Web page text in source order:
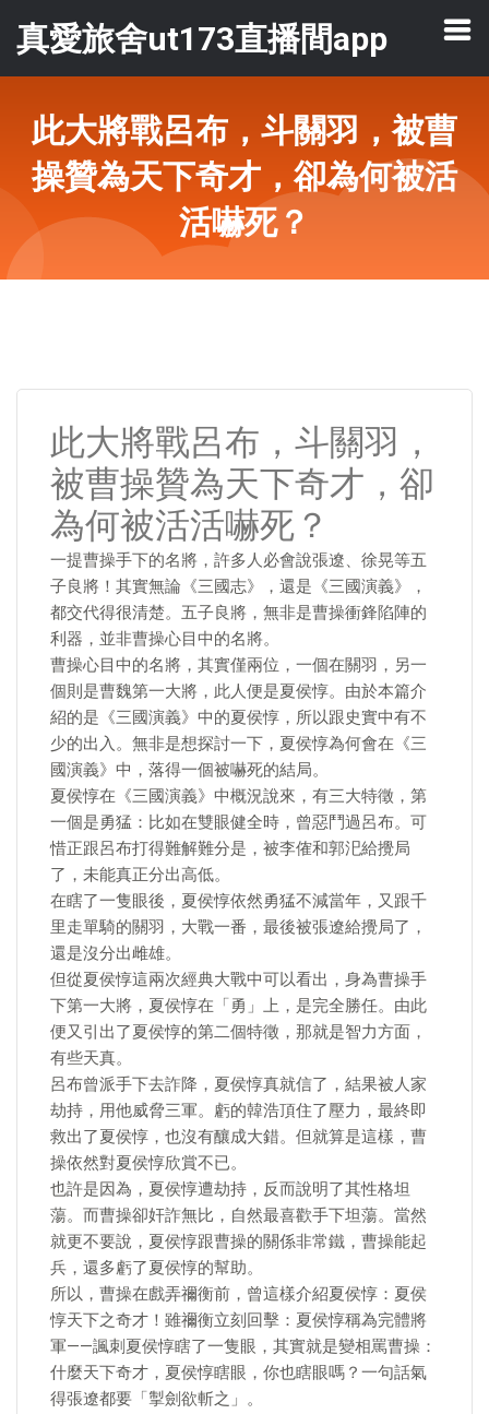
真愛旅舍ut173直播間app
此大將戰呂布，斗關羽，被曹
操贊為天下奇才，卻為何被活
活嚇死？
此大將戰呂布，斗關羽，
被曹操贊為天下奇才，卻
為何被活活嚇死？
一提曹操手下的名將，許多人必會說張遼、徐晃等五
子良將！其實無論《三國志》，還是《三國演義》，
都交代得很清楚。五子良將，無非是曹操衝鋒陷陣的
利器，並非曹操心目中的名將。
曹操心目中的名將，其實僅兩位，一個在關羽，另一
個則是曹魏第一大將，此人便是夏侯惇。由於本篇介
紹的是《三國演義》中的夏侯惇，所以跟史實中有不
少的出入。無非是想探討一下，夏侯惇為何會在《三
國演義》中，落得一個被嚇死的結局。
夏侯惇在《三國演義》中概況說來，有三大特徵，第
一個是勇猛：比如在雙眼健全時，曾惡鬥過呂布。可
惜正跟呂布打得難解難分是，被李傕和郭汜給攪局
了，未能真正分出高低。
在瞎了一隻眼後，夏侯惇依然勇猛不減當年，又跟千
里走單騎的關羽，大戰一番，最後被張遼給攪局了，
還是沒分出雌雄。
但從夏侯惇這兩次經典大戰中可以看出，身為曹操手
下第一大將，夏侯惇在「勇」上，是完全勝任。由此
便又引出了夏侯惇的第二個特徵，那就是智力方面，
有些天真。
呂布曾派手下去詐降，夏侯惇真就信了，結果被人家
劫持，用他威脅三軍。虧的韓浩頂住了壓力，最終即
救出了夏侯惇，也沒有釀成大錯。但就算是這樣，曹
操依然對夏侯惇欣賞不已。
也許是因為，夏侯惇遭劫持，反而說明了其性格坦
蕩。而曹操卻奸詐無比，自然最喜歡手下坦蕩。當然
就更不要說，夏侯惇跟曹操的關係非常鐵，曹操能起
兵，還多虧了夏侯惇的幫助。
所以，曹操在戲弄禰衡前，曾這樣介紹夏侯惇：夏侯
惇天下之奇才！雖禰衡立刻回擊：夏侯惇稱為完體將
軍——諷刺夏侯惇瞎了一隻眼，其實就是變相罵曹操：
什麼天下奇才，夏侯惇瞎眼，你也瞎眼嗎？一句話氣
得張遼都要「掣劍欲斬之」。